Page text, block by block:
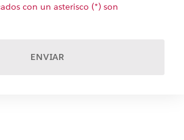
con un asterisco (*) son
ENVIAR